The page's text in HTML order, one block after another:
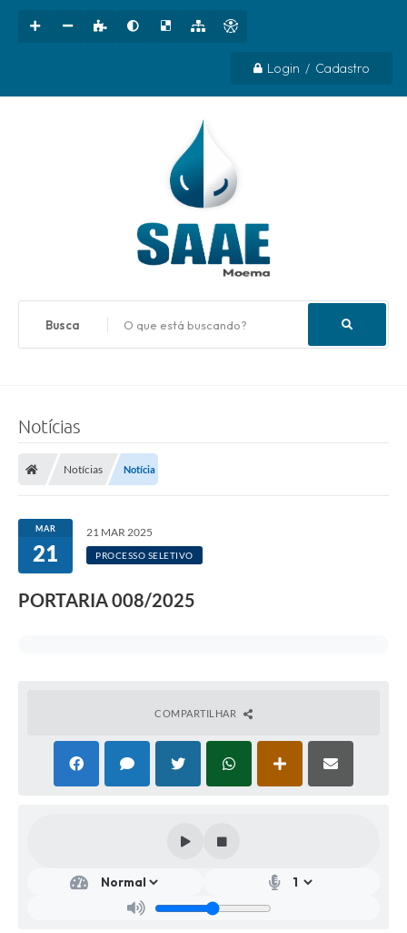
Login / Cadastro
O que está buscando?
Notícias
Notícias Notícia
MAR
21
21 MAR 2025
PROCESSO SELETIVO
PORTARIA 008/2025
COMPARTILHAR